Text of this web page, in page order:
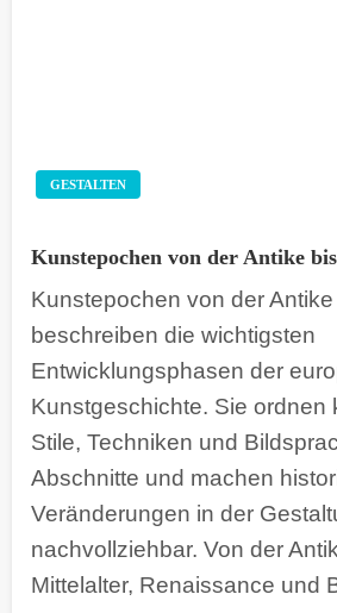
GESTALTEN
Kunstepochen von der Antike
Kunstepochen von der
beschreiben die wichtigsten
Entwicklungsphasen der
Kunstgeschichte. Sie ordnen
Stile, Techniken und
Abschnitte und machen
Veränderungen in der
nachvollziehbar. Von der
Mittelalter, Renaissance und